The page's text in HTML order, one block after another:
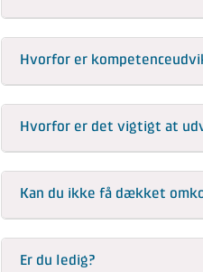
Hvorfor er
Hvorfor er det vigtigt at
Kan du ikke få dækket
Er du ledig?